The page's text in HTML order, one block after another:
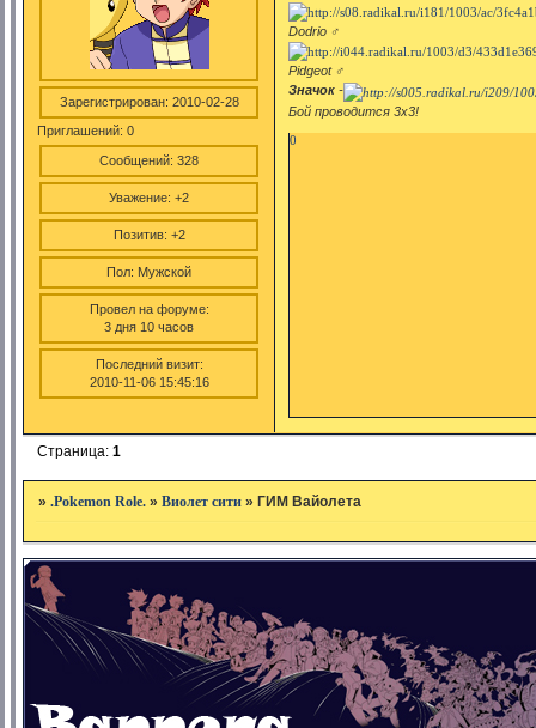
Зарегистрирован: 2010-02-28
Приглашений: 0
Сообщений: 328
Уважение: +2
Позитив: +2
Пол: Мужской
Провел на форуме:
3 дня 10 часов
Последний визит:
2010-11-06 15:45:16
Dodrio ♂
Pidgeot ♂
Значок -
Бой проводится 3х3!
0
Страница:1
».Pokemon Role. »Виолет сити » ГИМ Вайолета